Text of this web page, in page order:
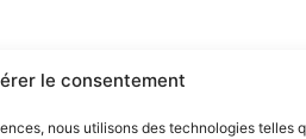
le consentement
nous utilisons des technologies telles